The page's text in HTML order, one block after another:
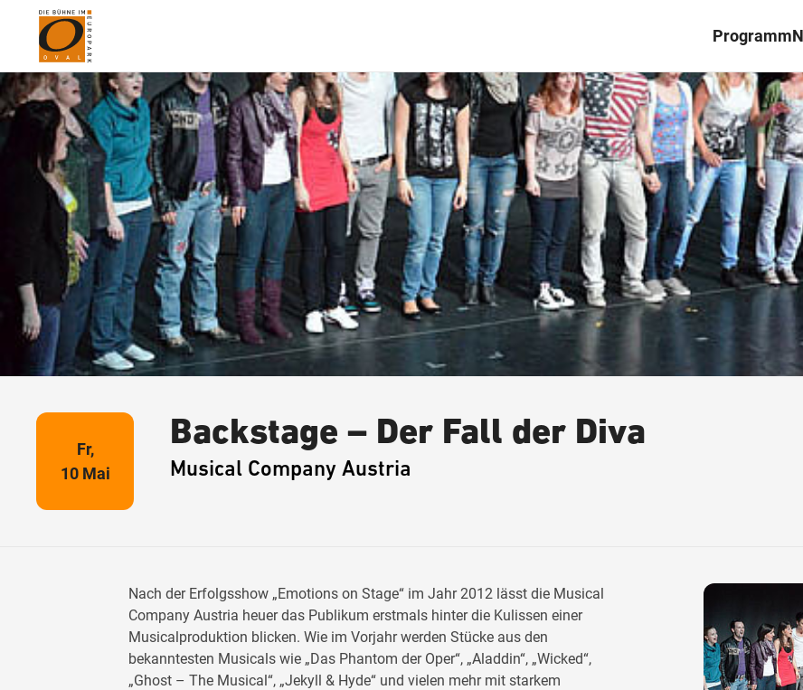
Programm
Fr,
10 Mai
Backstage – Der Fall der Diva
Musical Company Austria
Nach der Erfolgsshow „Emotions on Stage“ im Jahr 2012 lässt die Musical
Company Austria heuer das Publikum erstmals hinter die Kulissen einer
Musicalproduktion blicken. Wie im Vorjahr werden Stücke aus den
bekanntesten Musicals wie „Das Phantom der Oper“, „Aladdin“, „Wicked“,
„Ghost – The Musical“, „Jekyll & Hyde“ und vielen mehr mit starkem